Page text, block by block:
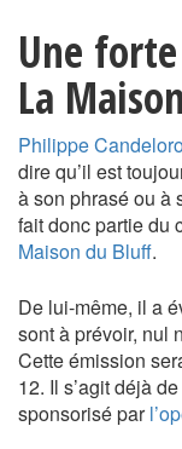
Une
La
Philippe
dire qu’il est
à son phrasé ou à
fait donc partie du
Maison du Bluff.
De lui-même, il a
sont à prévoir, nul
Cette émission
12. Il s’agit déjà
sponsorisé par